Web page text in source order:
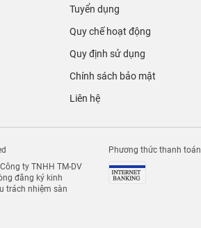
Tuyển dụng
Quy chế hoạt động
Quy định sử dụng
Chính sách bảo mật
Liên hệ
ty TNHH TM-DV
đăng ký kinh
trách nhiệm sàn
Phương thức thanh toán